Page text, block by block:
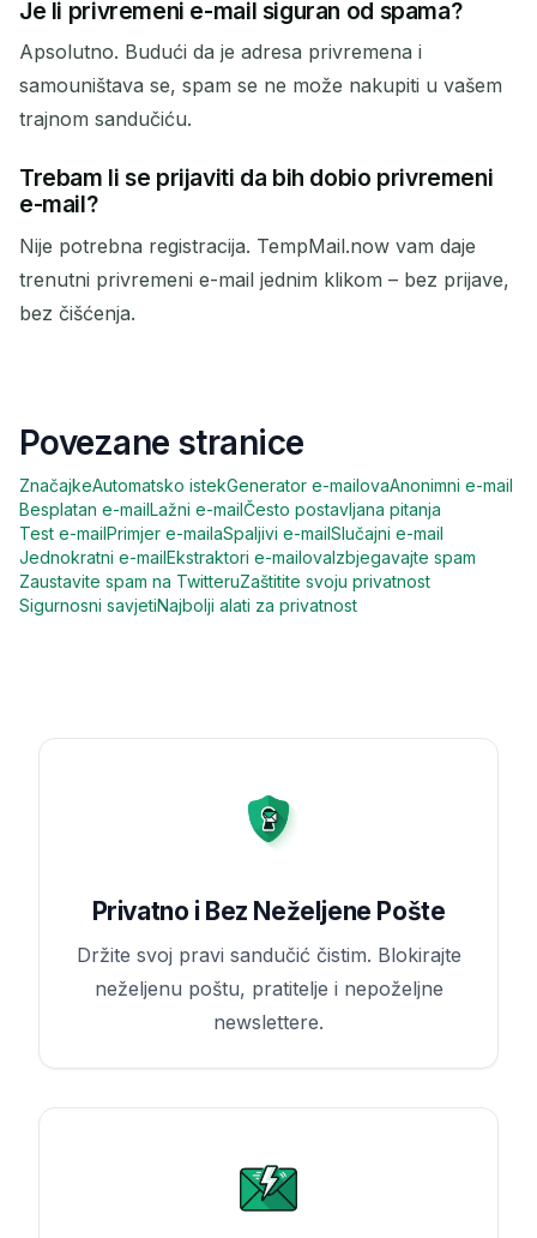
Je li privremeni e-mail siguran od spama?
Apsolutno. Budući da je adresa privremena i
samouništava se, spam se ne može nakupiti u vašem
trajnom sandučiću.
Trebam li se prijaviti da bih dobio privremeni
e-mail?
Nije potrebna registracija. TempMail.now vam daje
trenutni privremeni e-mail jednim klikom – bez prijave,
bez čišćenja.
Povezane stranice
ZnačajkeAutomatsko istekGenerator e-mailovaAnonimni e-mail
Besplatan e-mailLažni e-mailČesto postavljana pitanja
Test e-mailPrimjer e-mailaSpaljivi e-mailSlučajni e-mail
Jednokratni e-mailEkstraktori e-mailovaIzbjegavajte spam
Zaustavite spam na TwitteruZaštitite svoju privatnost
Sigurnosni savjetiNajbolji alati za privatnost
Privatno i Bez Neželjene Pošte
Držite svoj pravi sandučić čistim. Blokirajte
neželjenu poštu, pratitelje i nepoželjne
newslettere.